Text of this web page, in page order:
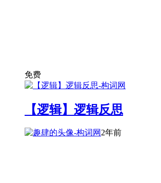
免费
【逻辑】逻辑反思
2年前